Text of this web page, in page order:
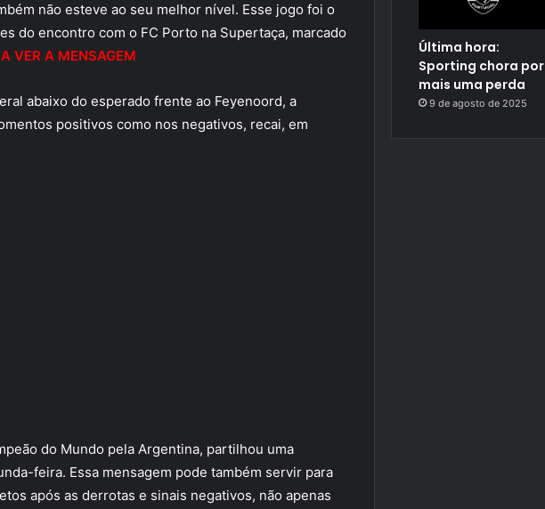
não esteve ao seu melhor nível. Esse jogo foi o
do encontro com o FC Porto na Supertaça, marcado
VER A MENSAGEM
abaixo do esperado frente ao Feyenoord, a
positivos como nos negativos, recai, em
do Mundo pela Argentina, partilhou uma
feira. Essa mensagem pode também servir para
após as derrotas e sinais negativos, não apenas
Última hora:
Sporting chora por
mais uma perda
9 de agosto de 2025